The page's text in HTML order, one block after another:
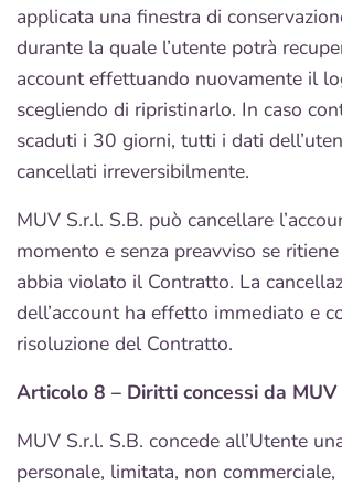
applicata una finestra di
durante la quale l’utente potrà
account effettuando nuovamente il
scegliendo di ripristinarlo. In caso
scaduti i 30 giorni, tutti i dati
cancellati irreversibilmente.
MUV S.r.l. S.B. può cancellare
momento e senza preavviso se
abbia violato il Contratto. La
dell’account ha effetto immediato e
risoluzione del Contratto.
Articolo 8 – Diritti concessi da MUV
MUV S.r.l. S.B. concede all’Utente
personale, limitata, non commerciale,